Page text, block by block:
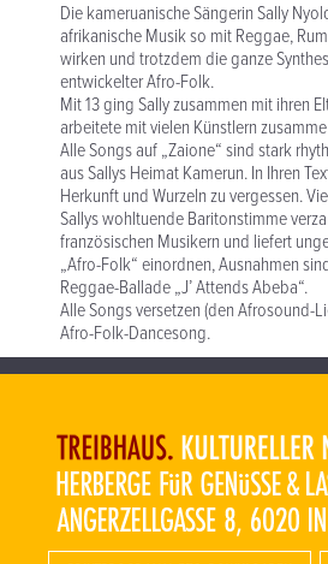
Die kameruanische Sängerin Sally
afrikanische Musik so mit Reggae,
wirken und trotzdem die ganze
entwickelter Afro-Folk.
Mit 13 ging Sally zusammen mit ihren
arbeitete mit vielen Künstlern
Alle Songs auf „Zaione“ sind stark
aus Sallys Heimat Kamerun. In Ihren
Herkunft und Wurzeln zu vergessen.
Sallys wohltuende Baritonstimme
französischen Musikern und liefert
„Afro-Folk“ einordnen, Ausnahmen
Reggae-Ballade „J’ Attends Abeba“.
Alle Songs versetzen (den Afrosound-
Afro-Folk-Dancesong.